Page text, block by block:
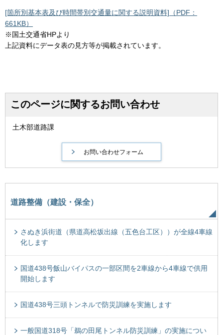
[箇所別基本表及び時間帯別交通量に関する説明資料]（PDF：
661KB）
※国土交通省HPより
上記資料にデータ表の見方等が掲載されています。
このページに関するお問い合わせ
土木部道路課
道路整備（建設・保全）
さぬき浜街道（県道高松坂出線（五色台工区））が全線4車線
化します
国道438号飯山バイパスの一部区間を2車線から4車線で供用
開始します
国道438号三頭トンネルで防災訓練を実施します
一般国道318号「鵜の田尾トンネル防災訓練」の実施につい